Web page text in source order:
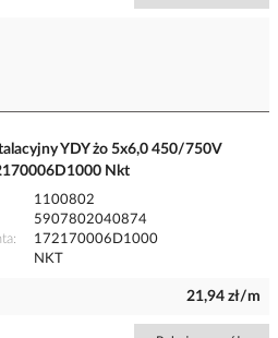
YDY żo 5x6,0 450/750V
Nkt
1100802
5907802040874
172170006D1000
NKT
21,94 zł/m